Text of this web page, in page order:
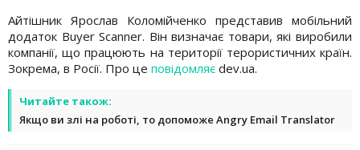
Айтішник Ярослав Коломійченко представив мобільний
додаток Buyer Scanner. Він визначає товари, які виробили
компанії, що працюють на території терористичних країн.
Зокрема, в Росії. Про це повідомляє dev.ua.
Читайте також:
Якщо ви злі на роботі, то допоможе Angry Email Translator